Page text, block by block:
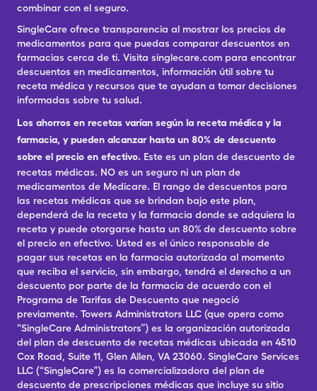
combinar con el seguro.
SingleCare ofrece transparencia al mostrar los precios de
medicamentos para que puedas comparar descuentos en
farmacias cerca de ti. Visita singlecare.com para encontrar
descuentos en medicamentos, información útil sobre tu
receta médica y recursos que te ayudan a tomar decisiones
informadas sobre tu salud.
Los ahorros en recetas varían según la receta médica y la
farmacia, y pueden alcanzar hasta un 80% de descuento
sobre el precio en efectivo. Este es un plan de descuento de
recetas médicas. NO es un seguro ni un plan de
medicamentos de Medicare. El rango de descuentos para
las recetas médicas que se brindan bajo este plan,
dependerá de la receta y la farmacia donde se adquiera la
receta y puede otorgarse hasta un 80% de descuento sobre
el precio en efectivo. Usted es el único responsable de
pagar sus recetas en la farmacia autorizada al momento
que reciba el servicio, sin embargo, tendrá el derecho a un
descuento por parte de la farmacia de acuerdo con el
Programa de Tarifas de Descuento que negoció
previamente. Towers Administrators LLC (que opera como
“SingleCare Administrators”) es la organización autorizada
del plan de descuento de recetas médicas ubicada en 4510
Cox Road, Suite 11, Glen Allen, VA 23060. SingleCare Services
LLC (“SingleCare”) es la comercializadora del plan de
descuento de prescripciones médicas que incluye su sitio